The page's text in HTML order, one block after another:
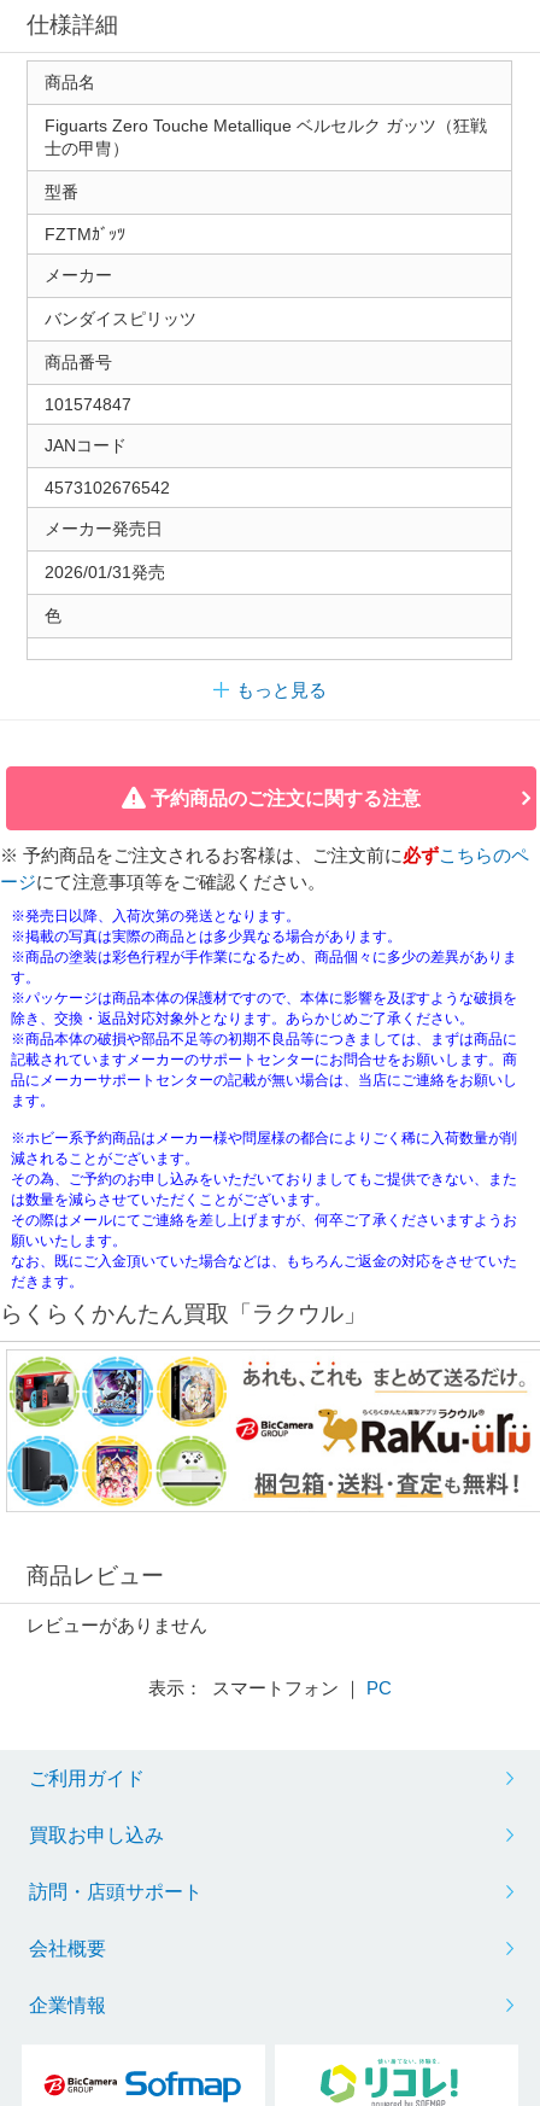
仕様詳細
商品名
Figuarts Zero Touche Metallique ベルセルク ガッツ（狂戦
士の甲冑）
型番
FZTMｶﾞｯﾂ
メーカー
バンダイスピリッツ
商品番号
101574847
JANコード
4573102676542
メーカー発売日
2026/01/31発売
色
もっと見る
予約商品のご注文に関する注意
※ 予約商品をご注文されるお客様は、ご注文前に必ずこちらのペ
ージにて注意事項等をご確認ください。
※発売日以降、入荷次第の発送となります。
※掲載の写真は実際の商品とは多少異なる場合があります。
※商品の塗装は彩色行程が手作業になるため、商品個々に多少の差異がありま
す。
※パッケージは商品本体の保護材ですので、本体に影響を及ぼすような破損を
除き、交換・返品対応対象外となります。あらかじめご了承ください。
※商品本体の破損や部品不足等の初期不良品等につきましては、まずは商品に
記載されていますメーカーのサポートセンターにお問合せをお願いします。商
品にメーカーサポートセンターの記載が無い場合は、当店にご連絡をお願いし
ます。
※ホビー系予約商品はメーカー様や問屋様の都合によりごく稀に入荷数量が削
減されることがございます。
その為、ご予約のお申し込みをいただいておりましてもご提供できない、また
は数量を減らさせていただくことがございます。
その際はメールにてご連絡を差し上げますが、何卒ご了承くださいますようお
願いいたします。
なお、既にご入金頂いていた場合などは、もちろんご返金の対応をさせていた
だきます。
らくらくかんたん買取「ラクウル」
商品レビュー
レビューがありません
表示： スマートフォン ｜ PC
ご利用ガイド
買取お申し込み
訪問・店頭サポート
会社概要
企業情報